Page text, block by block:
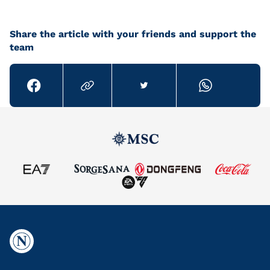
Share the article with your friends and support the
team